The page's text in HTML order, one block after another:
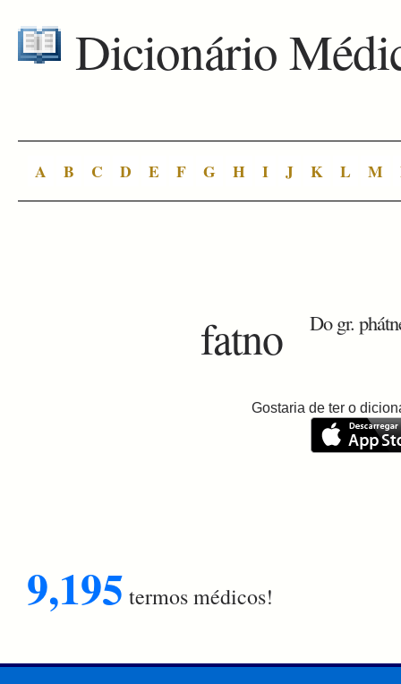
Dicionário
A B C D E F G H I J K L M
fatno Do gr.
Gostaria de ter o
9,195 termos médicos!